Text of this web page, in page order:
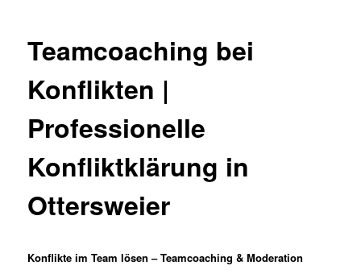
Teamcoaching bei
Konflikten |
Professionelle
Konfliktklärung in
Ottersweier
Konflikte im Team lösen – Teamcoaching & Moderation